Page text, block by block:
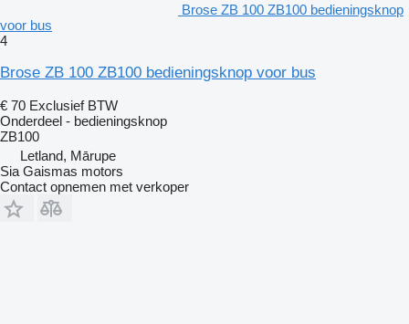
Brose ZB 100 ZB100 bedieningsknop
voor bus
4
Brose ZB 100 ZB100 bedieningsknop voor bus
€ 70 Exclusief BTW
Onderdeel - bedieningsknop
ZB100
Letland, Mārupe
Sia Gaismas motors
Contact opnemen met verkoper